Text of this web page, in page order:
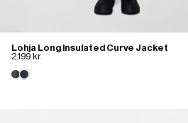
Lohja Long Insulated Curve Jacket
2.199 kr.